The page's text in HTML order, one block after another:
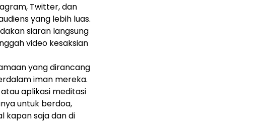
Twitter, dan
yang lebih luas.
siaran langsung
video kesaksian
yang dirancang
iman mereka.
aplikasi meditasi
untuk berdoa,
kapan saja dan di